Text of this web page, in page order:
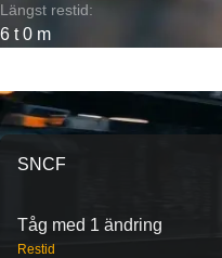
Längst restid:
6 t 0 m
SNCF
Tåg med 1 ändring
Restid